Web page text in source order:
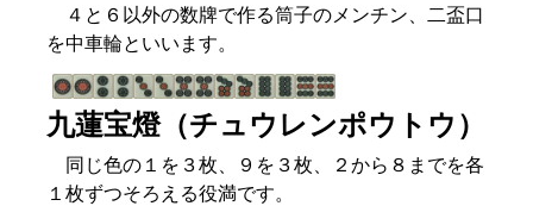
４と６以外の数牌で作る筒子のメンチン、二盃口
を中車輪といいます。
九蓮宝燈（チュウレンポウトウ）
同じ色の１を３枚、９を３枚、２から８までを各
１枚ずつそろえる役満です。